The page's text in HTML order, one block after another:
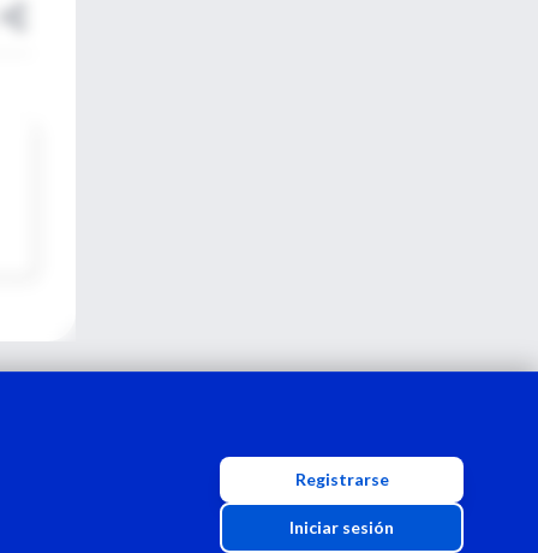
Registrarse
Iniciar sesión